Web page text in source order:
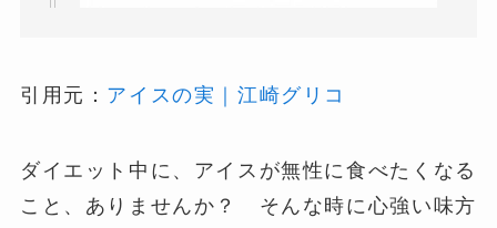
引用元： アイスの実｜江崎グリコ
ダイエット中に、アイスが無性に食べたくなる
こと、ありませんか？ そんな時に心強い味方